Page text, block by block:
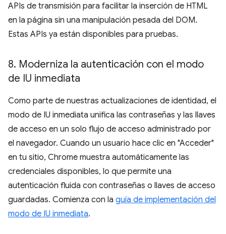
APIs de transmisión para facilitar la inserción de HTML
en la página sin una manipulación pesada del DOM.
Estas APIs ya están disponibles para pruebas.
8. Moderniza la autenticación con el modo
de IU inmediata
Como parte de nuestras actualizaciones de identidad, el
modo de IU inmediata unifica las contraseñas y las llaves
de acceso en un solo flujo de acceso administrado por
el navegador. Cuando un usuario hace clic en "Acceder"
en tu sitio, Chrome muestra automáticamente las
credenciales disponibles, lo que permite una
autenticación fluida con contraseñas o llaves de acceso
guardadas. Comienza con la guía de implementación del
modo de IU inmediata.